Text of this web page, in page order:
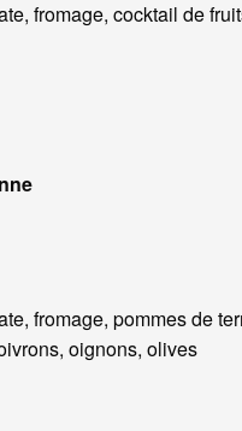
fromage, cocktail de
fromage, pommes de
oignons, olives